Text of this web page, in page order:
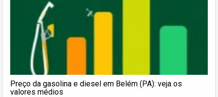
Preço da gasolina e diesel em Belém (PA): veja os
valores médios